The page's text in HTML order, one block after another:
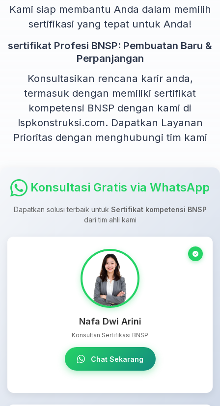
Kami siap membantu Anda dalam memilih
sertifikasi yang tepat untuk Anda!
sertifikat Profesi BNSP: Pembuatan Baru &
Perpanjangan
Konsultasikan rencana karir anda,
termasuk dengan memiliki sertifikat
kompetensi BNSP dengan kami di
lspkonstruksi.com. Dapatkan Layanan
Prioritas dengan menghubungi tim kami
Konsultasi Gratis via WhatsApp
Dapatkan solusi terbaik untuk Sertifikat kompetensi BNSP
dari tim ahli kami
Nafa Dwi Arini
Konsultan Sertifikasi BNSP
Chat Sekarang